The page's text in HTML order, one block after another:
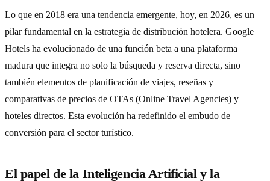
Lo que en 2018 era una tendencia emergente, hoy, en 2026, es un
pilar fundamental en la estrategia de distribución hotelera. Google
Hotels ha evolucionado de una función beta a una plataforma
madura que integra no solo la búsqueda y reserva directa, sino
también elementos de planificación de viajes, reseñas y
comparativas de precios de OTAs (Online Travel Agencies) y
hoteles directos. Esta evolución ha redefinido el embudo de
conversión para el sector turístico.
El papel de la Inteligencia Artificial y la